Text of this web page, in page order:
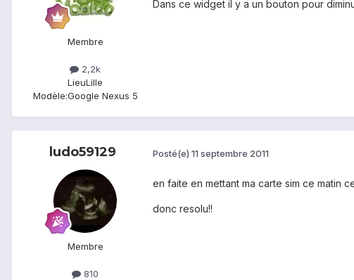
Membre
2,2k
LieuLille
Modèle:Google Nexus 5
Dans ce widget il y a un bouton pour
ludo59129
Membre
810
Posté(e) 11 septembre 2011
en faite en mettant ma carte sim ce matin
donc resolu!!